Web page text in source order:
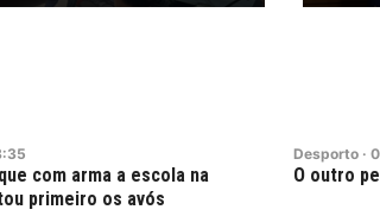
com arma a escola na
primeiro os avós
Desporto ·
O outro